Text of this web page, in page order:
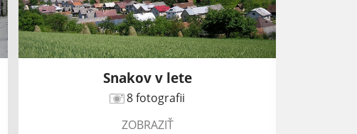
Snakov v lete
8 fotografii
ZOBRAZIŤ